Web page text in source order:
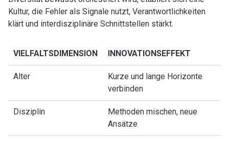
Kultur, die Fehler als Signale nutzt, Verantwortlichkeiten
klärt und interdisziplinäre Schnittstellen stärkt.
VIELFALTSDIMENSION INNOVATIONSEFFEKT
Alter
Kurze und lange Horizonte
verbinden
Disziplin
Methoden mischen, neue
Ansätze